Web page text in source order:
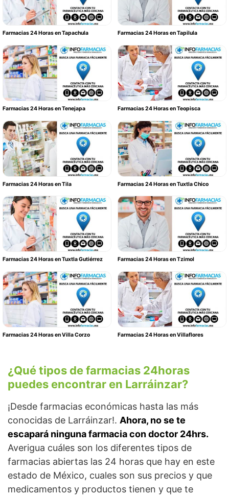
Farmacias 24 Horas en Tapachula Farmacias 24 Horas en Tapilula
Farmacias 24 Horas en Tenejapa Farmacias 24 Horas en Teopisca
Farmacias 24 Horas en Tila Farmacias 24 Horas en Tuxtla Chico
Farmacias 24 Horas en Tuxtla Gutiérrez Farmacias 24 Horas en Tzimol
Farmacias 24 Horas en Villa Corzo Farmacias 24 Horas en Villaflores
¿Qué tipos de farmacias 24horas
puedes encontrar en Larráinzar?
¡Desde farmacias económicas hasta las más
conocidas de Larráinzar!. Ahora, no se te
escapará ninguna farmacia con doctor 24hrs.
Averigua cuáles son los diferentes tipos de
farmacias abiertas las 24 horas que hay en este
estado de México, cuales son sus precios y que
medicamentos y productos tienen y que te